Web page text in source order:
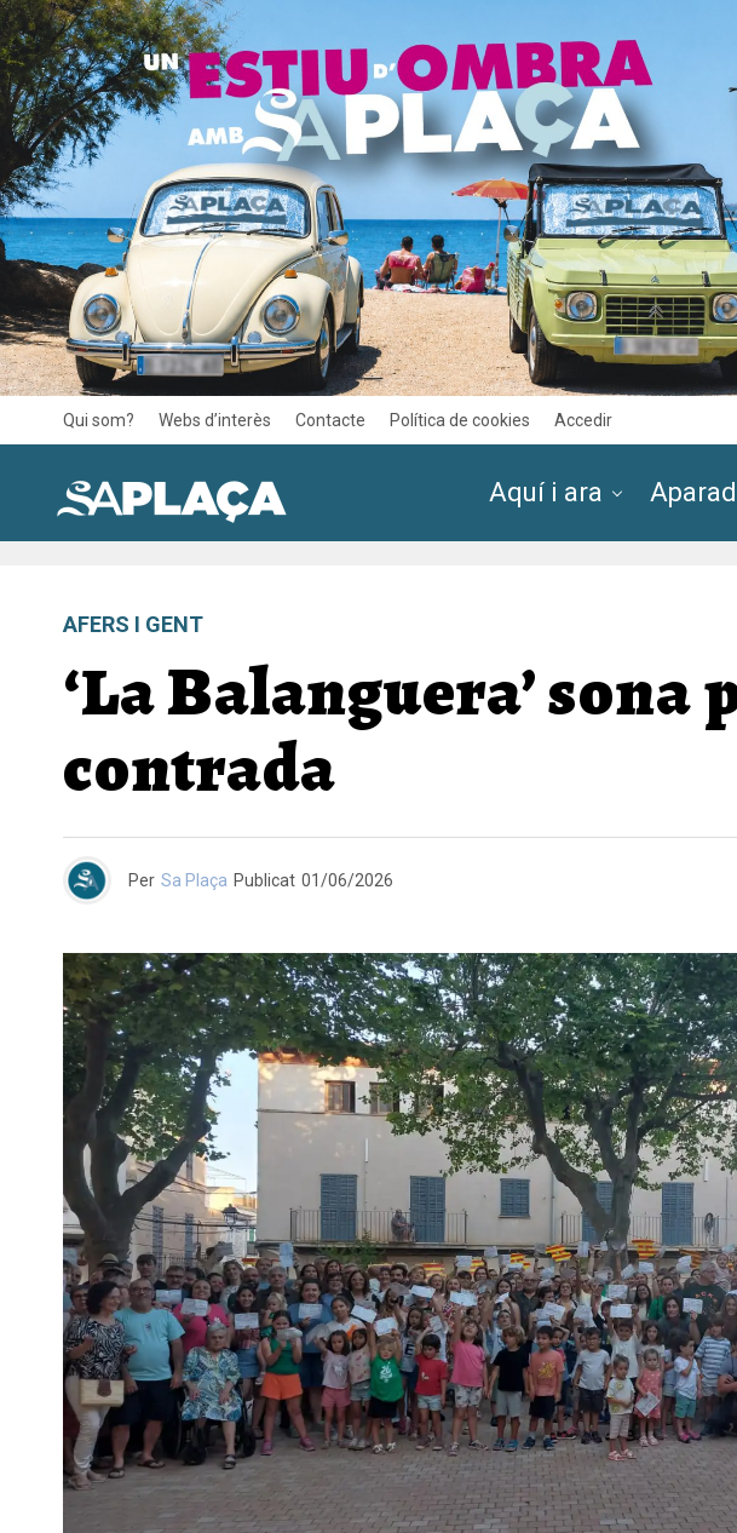
Qui som? Webs d’interès Contacte Política de cookies Accedir
Aquí i ara
AFERS I GENT
‘La Balanguera’
contrada
Per Sa Plaça Publicat 01/06/2026